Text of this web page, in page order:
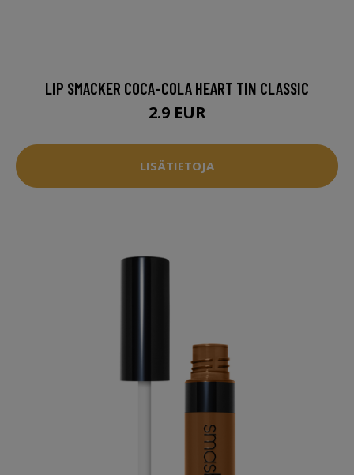
LIP SMACKER COCA-COLA HEART TIN CLASSIC
2.9 EUR
LISÄTIETOJA